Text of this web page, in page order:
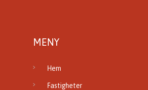
MENY
Hem
Fastigheter